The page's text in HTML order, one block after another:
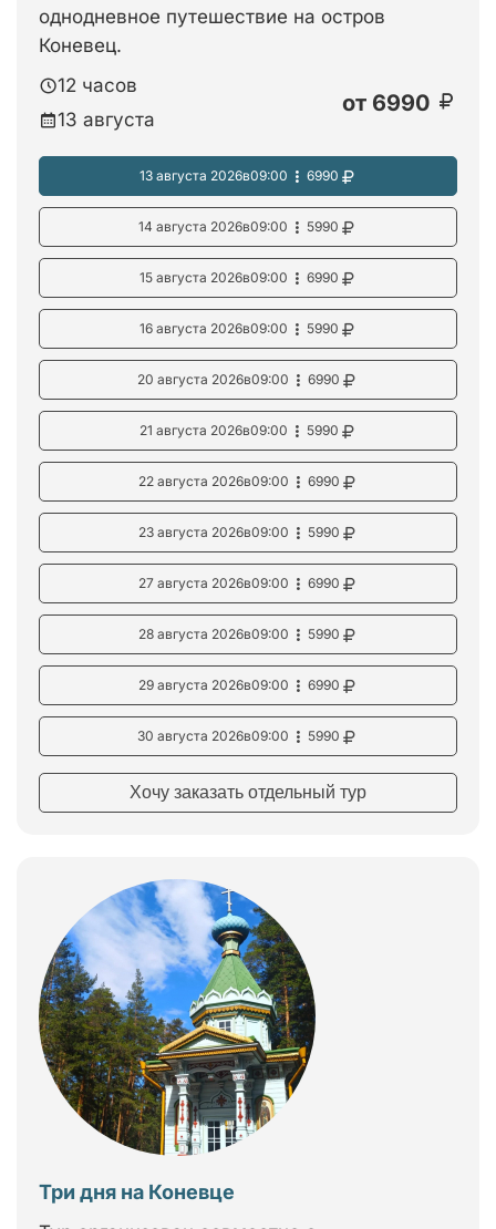
однодневное путешествие на остров
Коневец.
12 часов
13 августа
от 6990
13 августа 2026в09:00 6990
14 августа 2026в09:00 5990
15 августа 2026в09:00 6990
16 августа 2026в09:00 5990
20 августа 2026в09:00 6990
21 августа 2026в09:00 5990
22 августа 2026в09:00 6990
23 августа 2026в09:00 5990
27 августа 2026в09:00 6990
28 августа 2026в09:00 5990
29 августа 2026в09:00 6990
30 августа 2026в09:00 5990
Хочу заказать отдельный тур
Три дня на Коневце